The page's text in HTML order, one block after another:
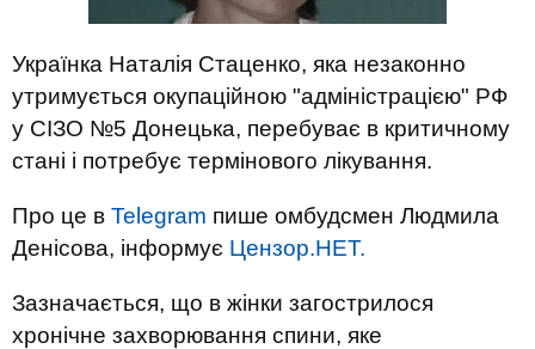
Українка Наталія Стаценко, яка незаконно
утримується окупаційною "адміністрацією" РФ
у СІЗО №5 Донецька, перебуває в критичному
стані і потребує термінового лікування.
Про це в Telegram пише омбудсмен Людмила
Денісова, інформує Цензор.НЕТ.
Зазначається, що в жінки загострилося
хронічне захворювання спини, яке